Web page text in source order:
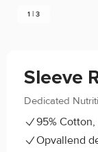
1 | 3
Sleeve
Dedicated
95% Cotton,
Opvallend